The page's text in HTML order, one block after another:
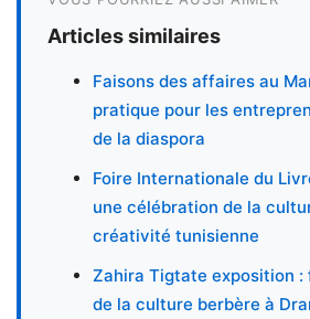
Articles similaires
Faisons des affaires au
pratique pour les
de la diaspora
Foire Internationale du
une célébration de la
créativité tunisienne
Zahira Tigtate exposition :
de la culture berbère à